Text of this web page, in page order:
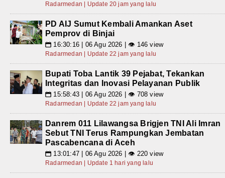
Radarmedan | Update 20 jam yang lalu
PD AIJ Sumut Kembali Amankan Aset
Pemprov di Binjai
📅 16:30:16 | 06 Agu 2026 | 👁 146 view
Radarmedan | Update 22 jam yang lalu
Bupati Toba Lantik 39 Pejabat, Tekankan
Integritas dan Inovasi Pelayanan Publik
📅 15:58:43 | 06 Agu 2026 | 👁 708 view
Radarmedan | Update 22 jam yang lalu
Danrem 011 Lilawangsa Brigjen TNI Ali Imran
Sebut TNI Terus Rampungkan Jembatan
Pascabencana di Aceh
📅 13:01:47 | 06 Agu 2026 | 👁 220 view
Radarmedan | Update 1 hari yang lalu